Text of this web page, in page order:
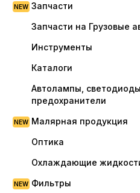
Запчасти
Запчасти на Грузовые
Инструменты
Каталоги
Автолампы, светодиоды,
предохранители
Малярная продукция
Оптика
Охлаждающие
Фильтры